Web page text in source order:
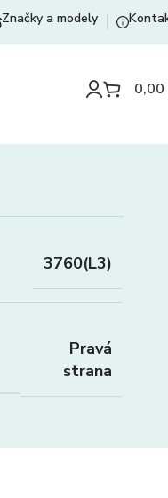
Značky a modely
0,00
3760(L3)
Pravá
strana